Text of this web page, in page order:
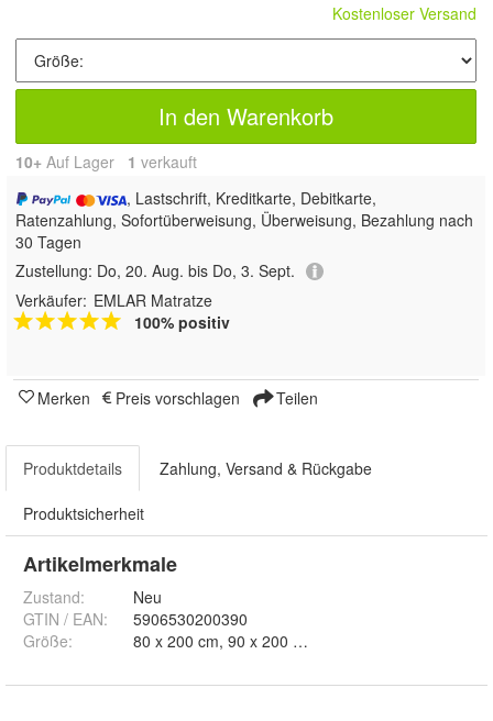
Kostenloser Versand
In den Warenkorb
10+ Auf Lager 1 verkauft
, Lastschrift, Kreditkarte, Debitkarte,
Ratenzahlung, Sofortüberweisung, Überweisung, Bezahlung nach
30 Tagen
Zustellung: Do, 20. Aug. bis Do, 3. Sept.
Verkäufer: EMLAR Matratze
100% positiv
Merken Preis vorschlagen Teilen
Produktdetails Zahlung, Versand & Rückgabe
Produktsicherheit
Artikelmerkmale
Zustand:
Neu
GTIN / EAN:
5906530200390
Größe: